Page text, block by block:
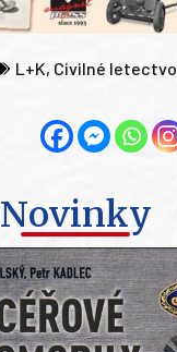
L+K, Civilné letectvo
Novinky